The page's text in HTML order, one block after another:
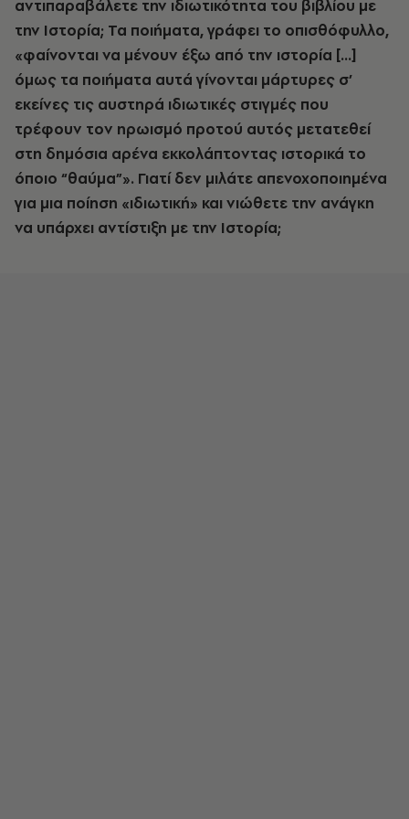
αντιπαραβάλετε την ιδιωτικότητα του βιβλίου με
την Ιστορία; Τα ποιήματα, γράφει το οπισθόφυλλο,
«φαίνονται να μένουν έξω από την ιστορία […]
όμως τα ποιήματα αυτά γίνονται μάρτυρες σ’
εκείνες τις αυστηρά ιδιωτικές στιγμές που
τρέφουν τον ηρωισμό προτού αυτός μετατεθεί
στη δημόσια αρένα εκκολάπτοντας ιστορικά το
όποιο “θαύμα”». Γιατί δεν μιλάτε απενοχοποιημένα
για μια ποίηση «ιδιωτική» και νιώθετε την ανάγκη
να υπάρχει αντίστιξη με την Ιστορία;